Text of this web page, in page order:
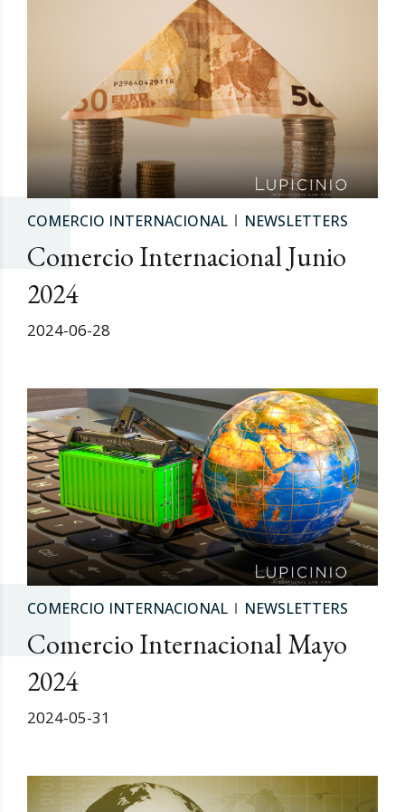
COMERCIO INTERNACIONAL NEWSLETTERS
Comercio Internacional Junio
2024
2024-06-28
COMERCIO INTERNACIONAL NEWSLETTERS
Comercio Internacional Mayo
2024
2024-05-31